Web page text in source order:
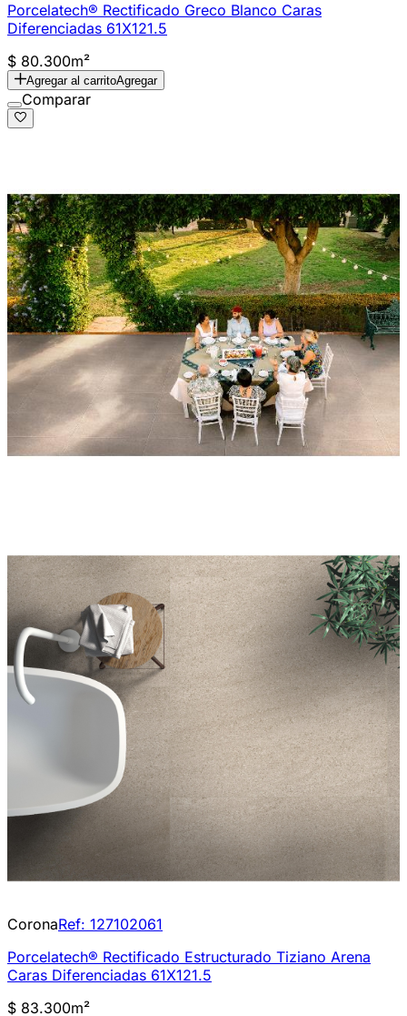
Porcelatech® Rectificado Greco Blanco Caras
Diferenciadas 61X121.5
$ 80.300m²
Agregar al carritoAgregar
Comparar
CoronaRef: 127102061
Porcelatech® Rectificado Estructurado Tiziano Arena
Caras Diferenciadas 61X121.5
$ 83.300m²